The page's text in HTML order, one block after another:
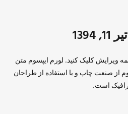
ویرایش کلیک کنید. لورم ایپسوم متن
از صنعت چاپ و با استفاده از طراحان
است.